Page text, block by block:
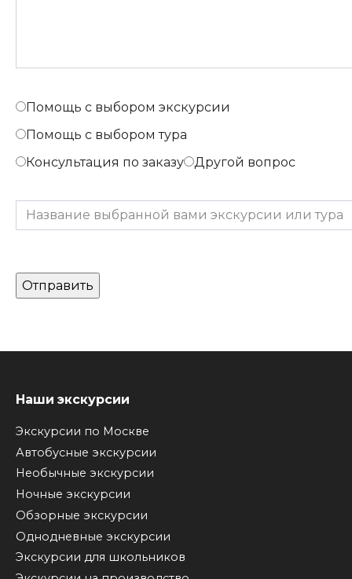
Помощь с выбором экскурсии
Помощь с выбором тура
Консультация по заказу
Другой вопрос
Наши экскурсии
Экскурсии по Москве
Автобусные экскурсии
Необычные экскурсии
Ночные экскурсии
Обзорные экскурсии
Однодневные экскурсии
Экскурсии для школьников